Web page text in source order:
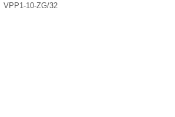
10-ZG/32